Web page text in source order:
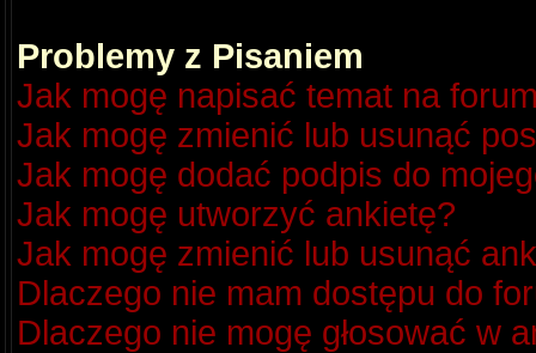
Problemy z Pisaniem
Jak mogę napisać temat na
Jak mogę zmienić lub usunąć
Jak mogę dodać podpis do
Jak mogę utworzyć ankietę?
Jak mogę zmienić lub usunąć
Dlaczego nie mam dostępu do
Dlaczego nie mogę głosować w